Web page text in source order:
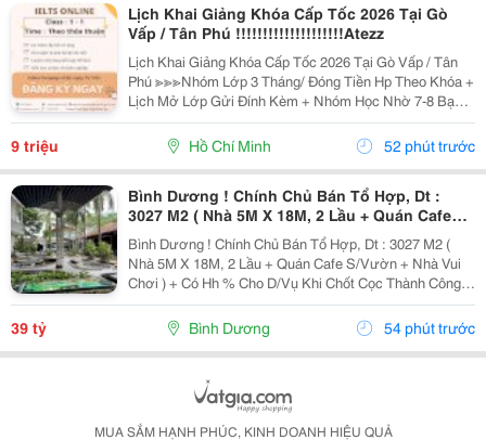
Lịch Khai Giảng Khóa Cấp Tốc 2026 Tại Gò
Vấp / Tân Phú !!!!!!!!!!!!!!!!!!!!Atezz
Lịch Khai Giảng Khóa Cấp Tốc 2026 Tại Gò Vấp / Tân
Phú ≫≫≫Nhóm Lớp 3 Tháng/ Đóng Tiền Hp Theo Khóa +
Lịch Mở Lớp Gửi Đính Kèm + Nhóm Học Nhờ 7-8 Bạn/
Lớp + Giáo Trình Ielts Có Band Điểm Lộ Trình, Sách
Nước Ngoài Bám Sát + Chia Đều 4 Kỹ...
9 triệu Hồ Chí Minh 52 phút trước
Bình Dương ! Chính Chủ Bán Tổ Hợp, Dt :
3027 M2 ( Nhà 5M X 18M, 2 Lầu + Quán Cafe
S/Vườn + Nhà Vui Chơi ) Tel : - ( Chính Chủ )
Bình Dương ! Chính Chủ Bán Tổ Hợp, Dt : 3027 M2 (
Nhà 5M X 18M, 2 Lầu + Quán Cafe S/Vườn + Nhà Vui
Chơi ) + Có Hh % Cho D/Vụ Khi Chốt Cọc Thành Công .
D Giá Bán Toàn Bộ : 39 Tỷ ( Tl ) Trong Đó Thổ Cư 800 M2
. D/C : 25 Trần Quang Diệu , Phú...
39 tỷ Bình Dương 54 phút trước
MUA SẮM HẠNH PHÚC, KINH DOANH HIỆU QUẢ